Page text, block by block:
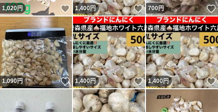
1,020円 いいね！
1,400円 いいね！
700円
1,090円 いいね！
1,400円 いいね！
1,400円